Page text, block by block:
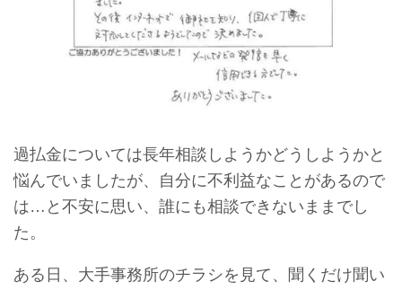
過払金については長年相談しようかどうしようかと
悩んでいましたが、自分に不利益なことがあるので
は…と不安に思い、誰にも相談できないままでし
た。
ある日、大手事務所のチラシを見て、聞くだけ聞い